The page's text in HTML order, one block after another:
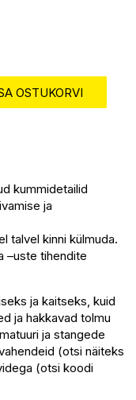
OSTUKORVI
kummidetailid
ja
talvel kinni külmuda.
–uste tihendite
ja kaitseks, kuid
ja hakkavad tolmu
ja stangede
(otsi näiteks
(otsi koodi